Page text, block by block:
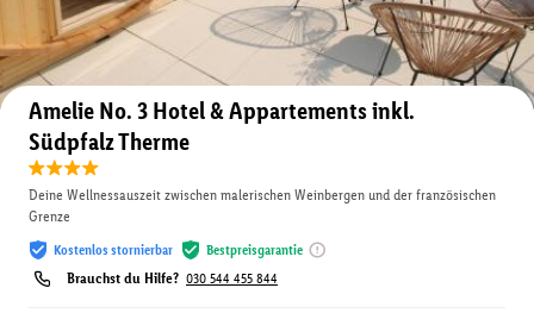
Auf der Karte anzeigen
Amelie No. 3 Hotel & Appartements inkl.
Südpfalz Therme
Deine Wellnessauszeit zwischen malerischen Weinbergen und der französischen
Grenze
Kostenlos stornierbar Bestpreisgarantie
Brauchst du Hilfe? 030 544 455 844